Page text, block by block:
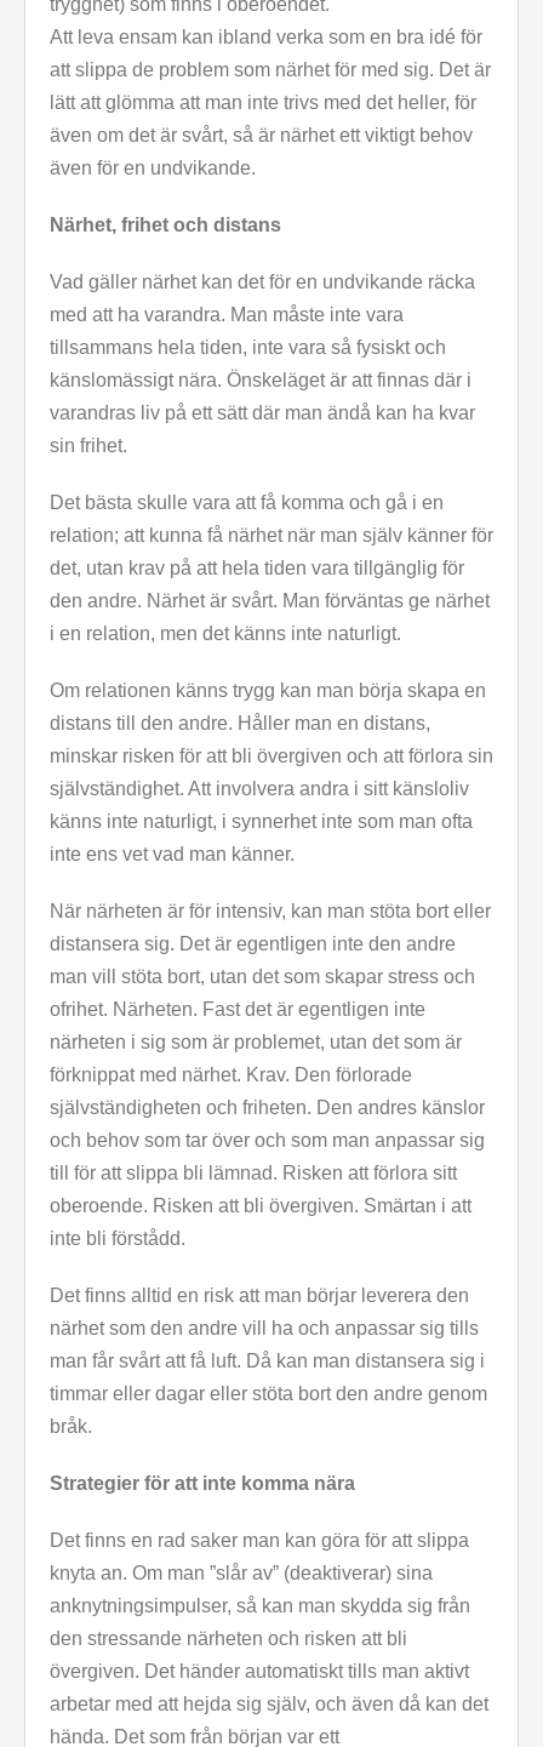
trygghet) som finns i oberoendet.
Att leva ensam kan ibland verka som en bra idé för
att slippa de problem som närhet för med sig. Det är
lätt att glömma att man inte trivs med det heller, för
även om det är svårt, så är närhet ett viktigt behov
även för en undvikande.
Närhet, frihet och distans
Vad gäller närhet kan det för en undvikande räcka
med att ha varandra. Man måste inte vara
tillsammans hela tiden, inte vara så fysiskt och
känslomässigt nära. Önskeläget är att finnas där i
varandras liv på ett sätt där man ändå kan ha kvar
sin frihet.
Det bästa skulle vara att få komma och gå i en
relation; att kunna få närhet när man själv känner för
det, utan krav på att hela tiden vara tillgänglig för
den andre. Närhet är svårt. Man förväntas ge närhet
i en relation, men det känns inte naturligt.
Om relationen känns trygg kan man börja skapa en
distans till den andre. Håller man en distans,
minskar risken för att bli övergiven och att förlora sin
självständighet. Att involvera andra i sitt känsloliv
känns inte naturligt, i synnerhet inte som man ofta
inte ens vet vad man känner.
När närheten är för intensiv, kan man stöta bort eller
distansera sig. Det är egentligen inte den andre
man vill stöta bort, utan det som skapar stress och
ofrihet. Närheten. Fast det är egentligen inte
närheten i sig som är problemet, utan det som är
förknippat med närhet. Krav. Den förlorade
självständigheten och friheten. Den andres känslor
och behov som tar över och som man anpassar sig
till för att slippa bli lämnad. Risken att förlora sitt
oberoende. Risken att bli övergiven. Smärtan i att
inte bli förstådd.
Det finns alltid en risk att man börjar leverera den
närhet som den andre vill ha och anpassar sig tills
man får svårt att få luft. Då kan man distansera sig i
timmar eller dagar eller stöta bort den andre genom
bråk.
Strategier för att inte komma nära
Det finns en rad saker man kan göra för att slippa
knyta an. Om man ”slår av” (deaktiverar) sina
anknytningsimpulser, så kan man skydda sig från
den stressande närheten och risken att bli
övergiven. Det händer automatiskt tills man aktivt
arbetar med att hejda sig själv, och även då kan det
hända. Det som från början var ett